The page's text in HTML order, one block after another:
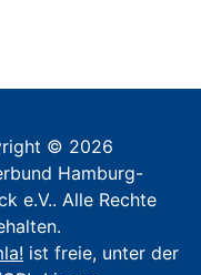
© 2026
Hamburg-
e.V.. Alle Rechte
ist freie, unter der